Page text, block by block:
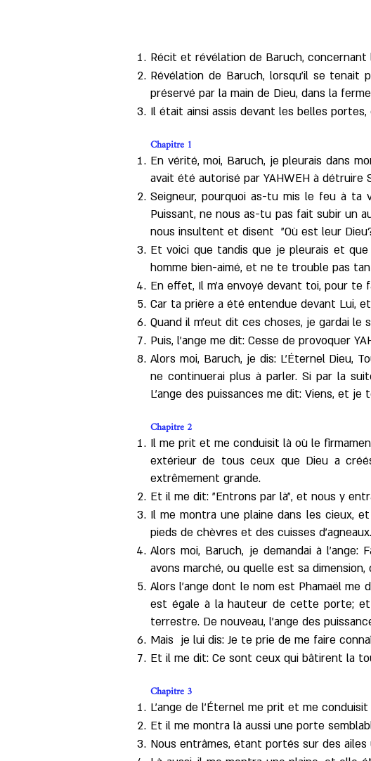
Récit et révélation de Baruch, concernant
Révélation de Baruch, lorsqu'il se tenait
préservé par la main de Dieu, dans la
Il était ainsi assis devant les belles
Chapitre 1
En vérité, moi, Baruch, je pleurais dans
avait été autorisé par YAHWEH à détruire
Seigneur, pourquoi as-tu mis le feu à
Puissant, ne nous as-tu pas fait subir un
nous insultent et disent "Où est leur
Et voici que tandis que je pleurais et
homme bien-aimé, et ne te trouble pas
En effet, Il m'a envoyé devant toi, pour
Car ta prière a été entendue devant Lui,
Quand il m'eut dit ces choses, je gardai le
Puis, l'ange me dit: Cesse de provoquer
Alors moi, Baruch, je dis: L'Éternel Dieu,
ne continuerai plus à parler. Si par la
L'ange des puissances me dit: Viens, et
Chapitre 2
Il me prit et me conduisit là où le
extérieur de tous ceux que Dieu a
extrêmement grande.
Et il me dit: "Entrons par là", et nous y
Il me montra une plaine dans les cieux,
pieds de chèvres et des cuisses d'agneaux.
Alors moi, Baruch, je demandai à
avons marché, ou quelle est sa
Alors l'ange dont le nom est Phamaël
est égale à la hauteur de cette porte;
terrestre. De nouveau, l'ange des
Mais je lui dis: Je te prie de me faire
Et il me dit: Ce sont ceux qui bâtirent la
Chapitre 3
L'ange de l'Éternel me prit et me
Et il me montra là aussi une porte
Nous entrâmes, étant portés sur des